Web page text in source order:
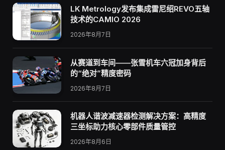
LK Metrology发布集成雷尼绍REVO五轴
技术的CAMIO 2026
2026年8月7日
从赛道到车间——张雪机车六冠加身背后
的“绝对”精度密码
2026年8月7日
机器人谐波减速器检测解决方案：高精度
三坐标助力核心零部件质量管控
2026年8月6日